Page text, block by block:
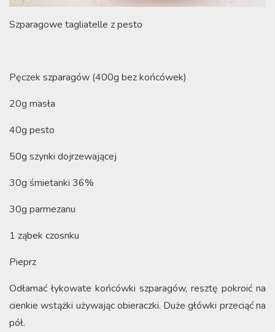
Szparagowe tagliatelle z pesto
Pęczek szparagów (400g bez końcówek)
20g masła
40g pesto
50g szynki dojrzewającej
30g śmietanki 36%
30g parmezanu
1 ząbek czosnku
Pieprz
Odłamać łykowate końcówki szparagów, resztę pokroić na
cienkie wstążki używając obieraczki. Duże główki przeciąć na
pół.